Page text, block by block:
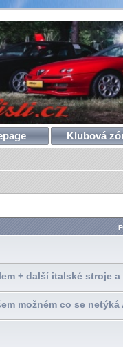
Klubová
+ další italské stroje
možném co se netýká